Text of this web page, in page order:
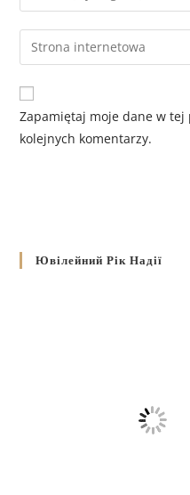
Zapamiętaj moje dane w
kolejnych komentarzy.
Ювілейний Рік Надії